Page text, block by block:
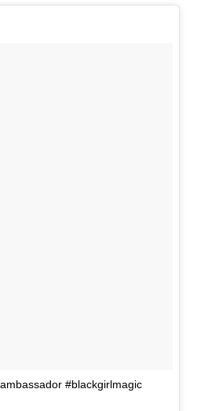
#blackgirlmagic